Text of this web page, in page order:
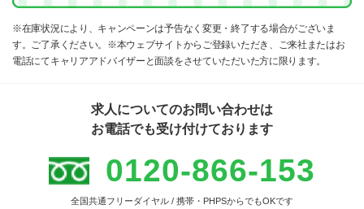
※在庫状況により、キャンペーンは予告なく変更・終了する場合がございま
す。ご了承ください。※本ウェブサイトからご登録いただき、ご来社またはお
電話にてキャリアアドバイザーと面談をさせていただいた方に限ります。
求人についてのお問い合わせは
お電話でも受け付けております
0120-866-153
全国共通フリーダイヤル / 携帯・PHPSからでもOKです